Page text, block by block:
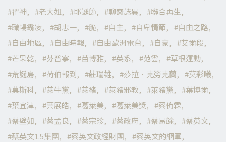
翟神
老大姐 耶誕節 聊齋誌異
聯合再生
職場霸凌
胡忠一 脆 自主 自卑情節
自由之路
自由地區
自由時報 自由歐洲電台 自豪
艾爾段
芒果乾
芬普寧 苗博雅 英系 范雲
草根運動
荒誕島
荷伯報到 莊瑞雄 莎拉·克勞克蘭
莫彩曦
莫斯科
萊牛黨 萊豬 萊豬邪教 萊豬黨
葉博爾
葉宜津
葉展皓 葛萊美 葛萊美獎
蔡侑霖
蔡壁如
蔡孟良 蔡宗珍 蔡政府 蔡易餘
蔡英文
蔡英文1.5集團
蔡英文政經財團
蔡英文的網軍